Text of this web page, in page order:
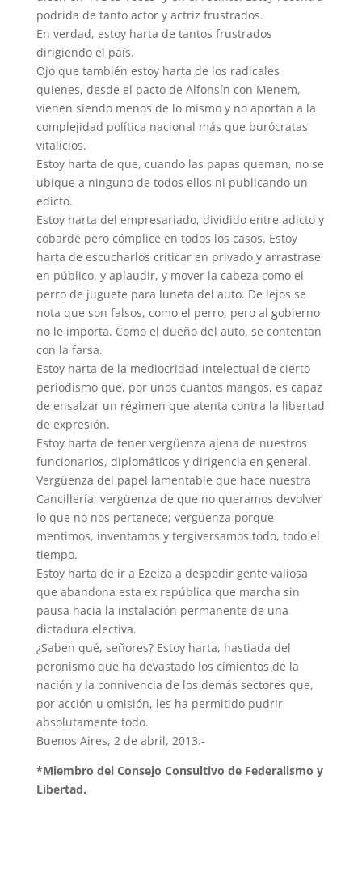
podrida de tanto actor y actriz frustrados.
En verdad, estoy harta de tantos frustrados
dirigiendo el país.
Ojo que también estoy harta de los radicales
quienes, desde el pacto de Alfonsín con Menem,
vienen siendo menos de lo mismo y no aportan a la
complejidad política nacional más que burócratas
vitalicios.
Estoy harta de que, cuando las papas queman, no se
ubique a ninguno de todos ellos ni publicando un
edicto.
Estoy harta del empresariado, dividido entre adicto y
cobarde pero cómplice en todos los casos. Estoy
harta de escucharlos criticar en privado y arrastrase
en público, y aplaudir, y mover la cabeza como el
perro de juguete para luneta del auto. De lejos se
nota que son falsos, como el perro, pero al gobierno
no le importa. Como el dueño del auto, se contentan
con la farsa.
Estoy harta de la mediocridad intelectual de cierto
periodismo que, por unos cuantos mangos, es capaz
de ensalzar un régimen que atenta contra la libertad
de expresión.
Estoy harta de tener vergüenza ajena de nuestros
funcionarios, diplomáticos y dirigencia en general.
Vergüenza del papel lamentable que hace nuestra
Cancillería; vergüenza de que no queramos devolver
lo que no nos pertenece; vergüenza porque
mentimos, inventamos y tergiversamos todo, todo el
tiempo.
Estoy harta de ir a Ezeiza a despedir gente valiosa
que abandona esta ex república que marcha sin
pausa hacia la instalación permanente de una
dictadura electiva.
¿Saben qué, señores? Estoy harta, hastiada del
peronismo que ha devastado los cimientos de la
nación y la connivencia de los demás sectores que,
por acción u omisión, les ha permitido pudrir
absolutamente todo.
Buenos Aires, 2 de abril, 2013.-
*Miembro del Consejo Consultivo de Federalismo y
Libertad.